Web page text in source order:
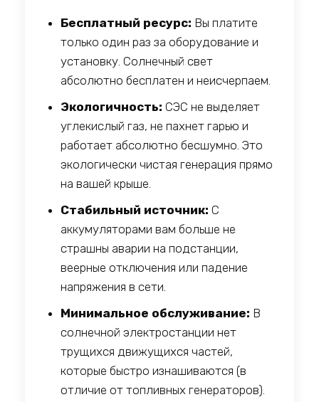
Бесплатный ресурс: Вы платите
только один раз за оборудование и
установку. Солнечный свет
абсолютно бесплатен и неисчерпаем.
Экологичность: СЭС не выделяет
углекислый газ, не пахнет гарью и
работает абсолютно бесшумно. Это
экологически чистая генерация прямо
на вашей крыше.
Стабильный источник: С
аккумуляторами вам больше не
страшны аварии на подстанции,
веерные отключения или падение
напряжения в сети.
Минимальное обслуживание: В
солнечной электростанции нет
трущихся движущихся частей,
которые быстро изнашиваются (в
отличие от топливных генераторов).